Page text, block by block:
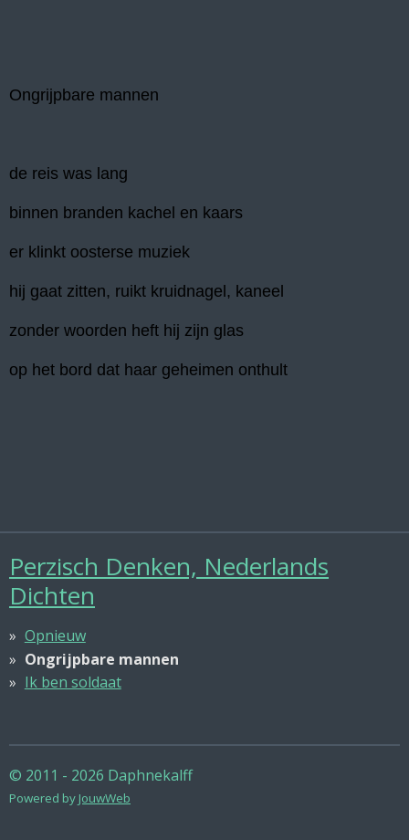
Ongrijpbare mannen
de reis was lang
binnen branden kachel en kaars
er klinkt oosterse muziek
hij gaat zitten, ruikt kruidnagel, kaneel
zonder woorden heft hij zijn glas
op het bord dat haar geheimen onthult
Perzisch Denken, Nederlands
Dichten
Opnieuw
Ongrijpbare mannen
Ik ben soldaat
© 2011 - 2026 Daphnekalff
Powered by JouwWeb